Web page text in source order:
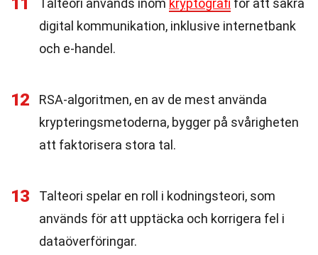
Talteori används inom kryptografi för att säkra
digital kommunikation, inklusive internetbank
och e-handel.
12
RSA-algoritmen, en av de mest använda
krypteringsmetoderna, bygger på svårigheten
att faktorisera stora tal.
13
Talteori spelar en roll i kodningsteori, som
används för att upptäcka och korrigera fel i
dataöverföringar.